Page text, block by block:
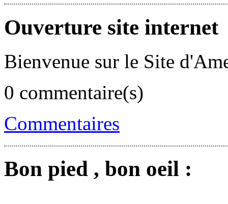
Ouverture site internet
Bienvenue sur le Site
0 commentaire(s)
Commentaires
Bon pied , bon oeil :